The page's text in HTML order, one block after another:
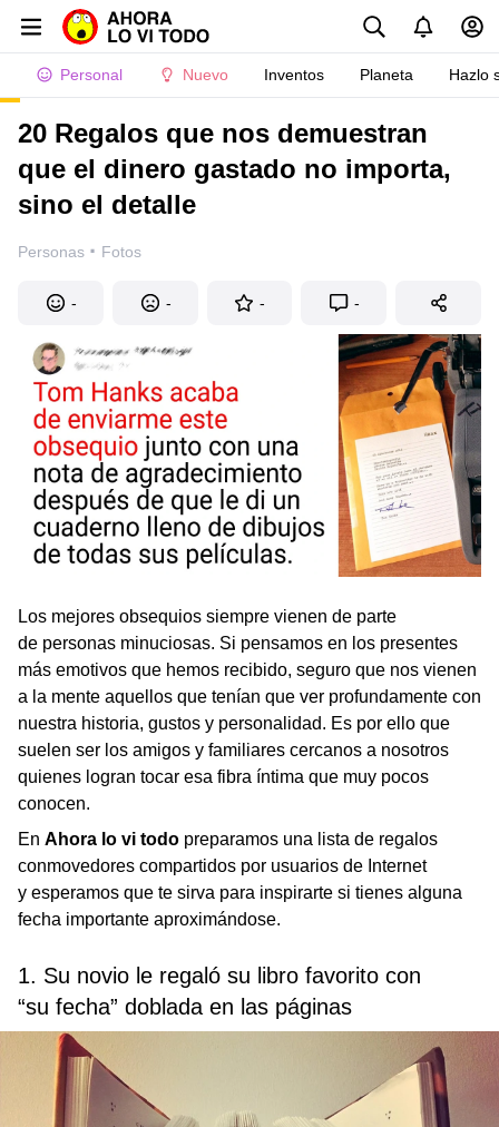
Personal Nuevo Inventos Planeta Hazlo
20 Regalos que nos demuestran
que el dinero gastado no importa,
sino el detalle
Personas · Fotos
- - - -
Los mejores obsequios siempre vienen de parte
de personas minuciosas. Si pensamos en los presentes
más emotivos que hemos recibido, seguro que nos vienen
a la mente aquellos que tenían que ver profundamente con
nuestra historia, gustos y personalidad. Es por ello que
suelen ser los amigos y familiares cercanos a nosotros
quienes logran tocar esa fibra íntima que muy pocos
conocen.
En Ahora lo vi todo preparamos una lista de regalos
conmovedores compartidos por usuarios de Internet
y esperamos que te sirva para inspirarte si tienes alguna
fecha importante aproximándose.
1. Su novio le regaló su libro favorito con
“su fecha” doblada en las páginas